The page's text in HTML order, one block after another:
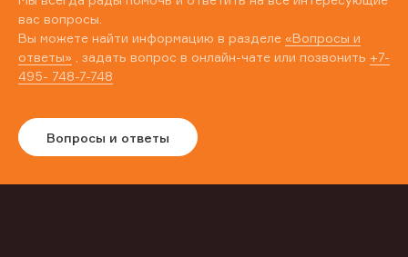
вас вопросы.
Вы можете найти информацию в разделе «Вопросы и
ответы» , задать вопрос в онлайн-чате или позвонить +7-
495- 748-7-748
Вопросы и ответы